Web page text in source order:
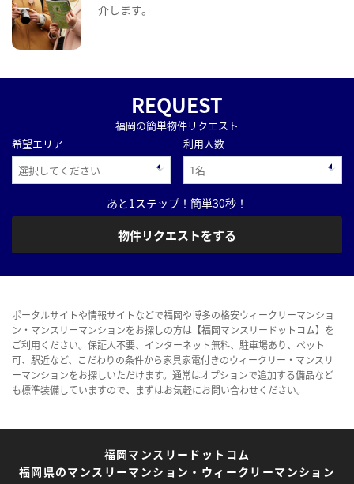
介します。
REQUEST
福岡の簡単物件リクエスト
希望エリア
利用人数
あと1ステップ！簡単30秒！
物件リクエストをする
ポータルサイトや情報サイトなどで福岡や博多の格安ウィークリーマンショ
ン・マンスリーマンションをお探しの方は【福岡マンスリードットコム】を
ご利用ください。保証人不要、インターネット無料、駐車場あり、ペット
可、駅近など、こだわりの条件から家具家電付きのウィークリー・マンスリ
ーマンションをお探しいただけます。通常はオプションで追加する備品など
も標準装備していますので、まずはお気軽にお問い合わせください。
福岡マンスリードットコム
福岡県のマンスリーマンション・ウィークリーマンション